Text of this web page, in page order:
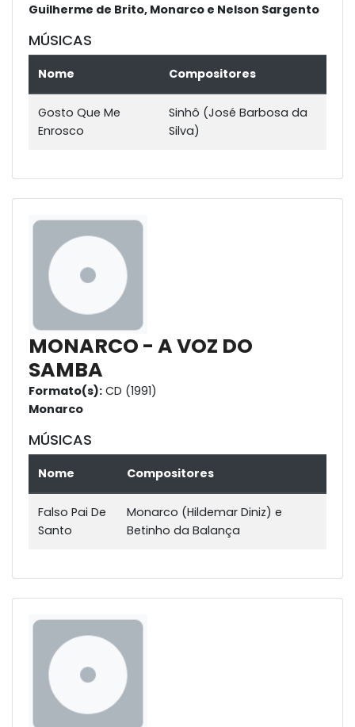
Guilherme de Brito, Monarco e Nelson Sargento
MÚSICAS
Nome Compositores
Gosto Que Me
Enrosco
Sinhô (José Barbosa da
Silva)
MONARCO - A VOZ DO
SAMBA
Formato(s): CD (1991)
Monarco
MÚSICAS
Nome Compositores
Falso Pai De
Santo
Monarco (Hildemar Diniz) e
Betinho da Balança